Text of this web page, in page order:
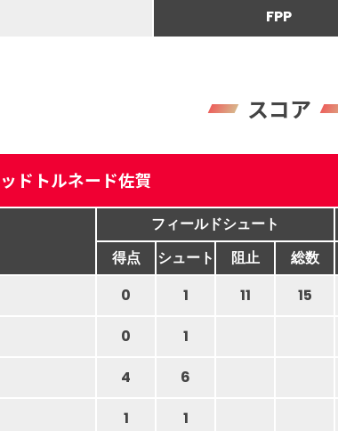
FPP
スコア
ドトルネード佐賀
フィールドシュート
得点
シュート 阻止 総数
0 1 11 15
0
1
4 6
1 1